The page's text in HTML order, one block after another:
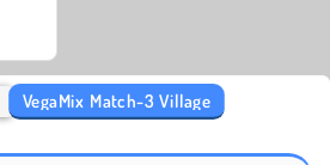
VegaMix Match-3 Village